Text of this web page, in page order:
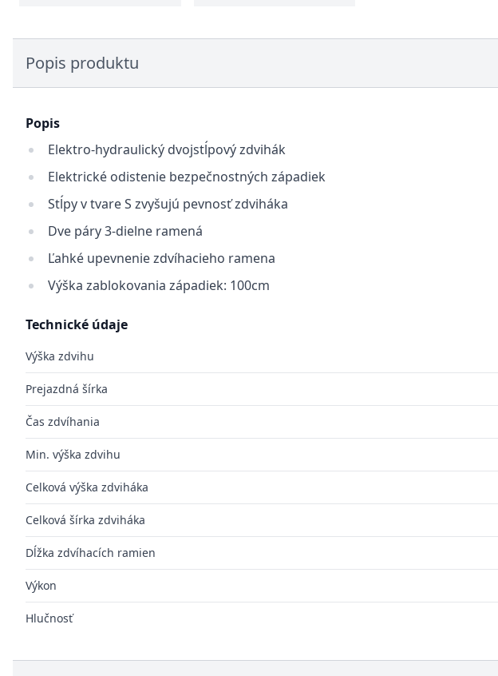
Popis produktu
Popis
Elektro-hydraulický dvojstĺpový zdvihák
Elektrické odistenie bezpečnostných západiek
Stĺpy v tvare S zvyšujú pevnosť zdviháka
Dve páry 3-dielne ramená
Ľahké upevnenie zdvíhacieho ramena
Výška zablokovania západiek: 100cm
Technické údaje
Výška zdvihu
Prejazdná šírka
Čas zdvíhania
Min. výška zdvihu
Celková výška zdviháka
Celková šírka zdviháka
Dĺžka zdvíhacích ramien
Výkon
Hlučnosť